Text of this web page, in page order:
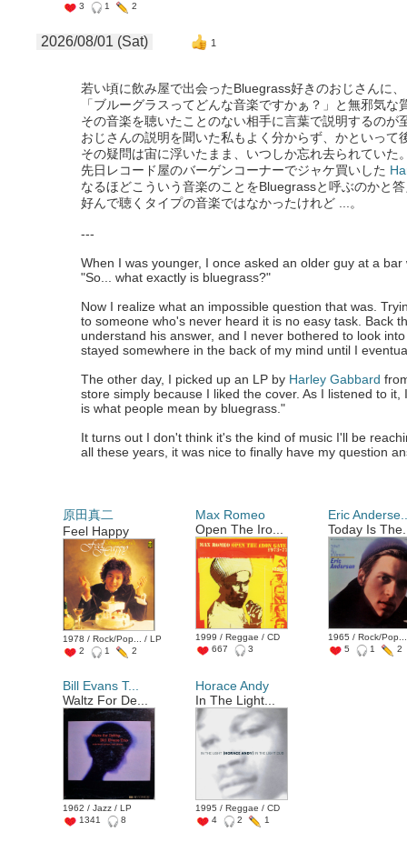
3
1 2
2026/08/01 (Sat) 1
若い頃に飲み屋で出会ったBluegrass好きのおじさんに、
「ブルーグラスってどんな音楽ですかぁ？」と無邪気な
その音楽を聴いたことのない相手に言葉で説明するのが
おじさんの説明を聞いた私もよく分からず、かといって
その疑問は宙に浮いたまま、いつしか忘れ去られていた
先日レコード屋のバーゲンコーナーでジャケ買いした
なるほどこういう音楽のことをBluegrassと呼ぶのかと
好んで聴くタイプの音楽ではなかったけれど ...。
---
When I was younger, I once asked an older guy at a
"So... what exactly is bluegrass?"
Now I realize what an impossible question that was.
to someone who's never heard it is no easy task. Back
understand his answer, and I never bothered to look
stayed somewhere in the back of my mind until I
The other day, I picked up an LP by Harley Gabbard
store simply because I liked the cover. As I listened to
is what people mean by bluegrass."
It turns out I don't think it's the kind of music I'll be
all these years, it was nice to finally have my question
原田真二
Feel Happy
1978 / Rock/Pop... / LP
2
1 2
Max Romeo
Open The Iro...
1999 / Reggae / CD
667
3
Eric
Today Is
1965 / Rock/
5
1 2
Bill Evans T...
Waltz For De...
1962 / Jazz / LP
1341
8
Horace Andy
In The Light...
1995 / Reggae / CD
4
2 1